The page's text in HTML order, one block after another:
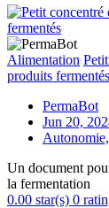
Alimentation
produits fermentés
PermaBot
Jun 20,
Un document
la fermentation
0.00 star(s) 0